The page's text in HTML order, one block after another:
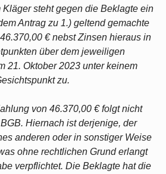
steht gegen die Beklagte ein
Antrag zu 1.) geltend gemachte
€ nebst Zinsen hieraus in
über dem jeweiligen
21. Oktober 2023 unter keinem
zu.
von 46.370,00 € folgt nicht
Hiernach ist derjenige, der
anderen oder in sonstiger Weise
ohne rechtlichen Grund erlangt
verpflichtet. Die Beklagte hat die